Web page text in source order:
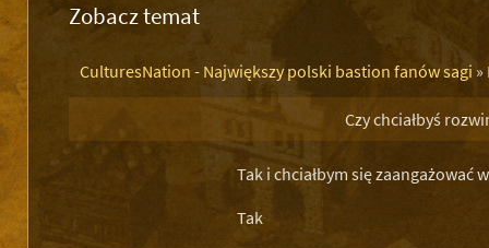
Zobacz temat
CulturesNation - Największy polski bastion fanów sagi
Czy chciałbyś
Tak i chciałbym się zaangażować
Tak